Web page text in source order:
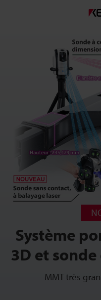
Système
3D et
MMT très